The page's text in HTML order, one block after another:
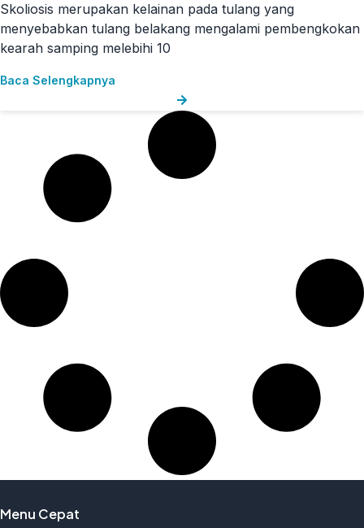
Skoliosis merupakan kelainan pada tulang yang
menyebabkan tulang belakang mengalami pembengkokan
kearah samping melebihi 10
Baca Selengkapnya
Menu Cepat